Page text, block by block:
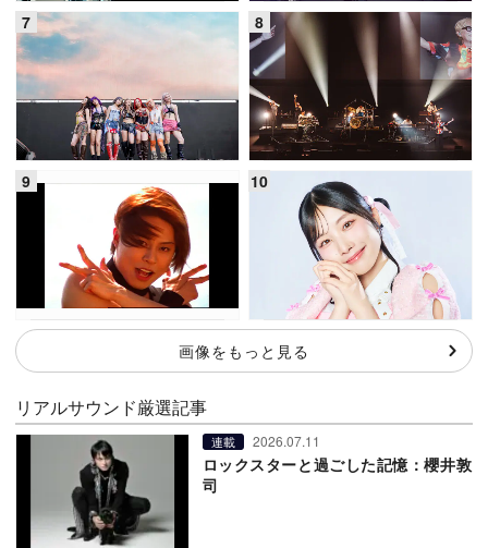
画像をもっと見る
リアルサウンド厳選記事
連載 2026.07.11
ロックスターと過ごした記憶：櫻井敦
司